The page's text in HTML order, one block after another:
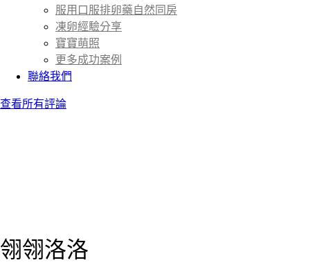
服用口服排卵藥自然同房
凍卵經驗分享
寶寶萌照
更多成功案例
聯絡我們
查看所有評論
翎翎洛洛